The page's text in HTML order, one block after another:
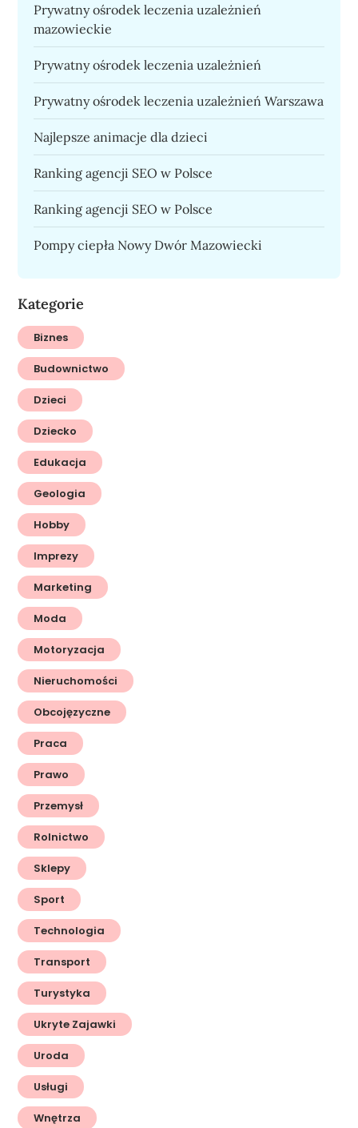
Prywatny ośrodek leczenia uzależnień
mazowieckie
Prywatny ośrodek leczenia uzależnień
Prywatny ośrodek leczenia uzależnień Warszawa
Najlepsze animacje dla dzieci
Ranking agencji SEO w Polsce
Ranking agencji SEO w Polsce
Pompy ciepła Nowy Dwór Mazowiecki
Kategorie
Biznes
Budownictwo
Dzieci
Dziecko
Edukacja
Geologia
Hobby
Imprezy
Marketing
Moda
Motoryzacja
Nieruchomości
Obcojęzyczne
Praca
Prawo
Przemysł
Rolnictwo
Sklepy
Sport
Technologia
Transport
Turystyka
Ukryte Zajawki
Uroda
Usługi
Wnętrza